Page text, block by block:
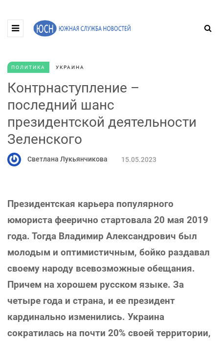
ПОЛИТИКА УКРАИНА
Контрнаступление –
последний шанс
президентской деятельности
Зеленского
Светлана Лукьянчикова 15.05.2023
Президентская карьера популярного
юмориста феерично стартовала 20 мая 2019
года. Тогда Владимир Александрович был
молодым и оптимистичным, бойко раздавал
своему народу всевозможные обещания.
Причем на хорошем русском языке. За
четыре года и страна, и ее президент
кардинально изменились. Украина
сократилась на почти 20% своей территории,